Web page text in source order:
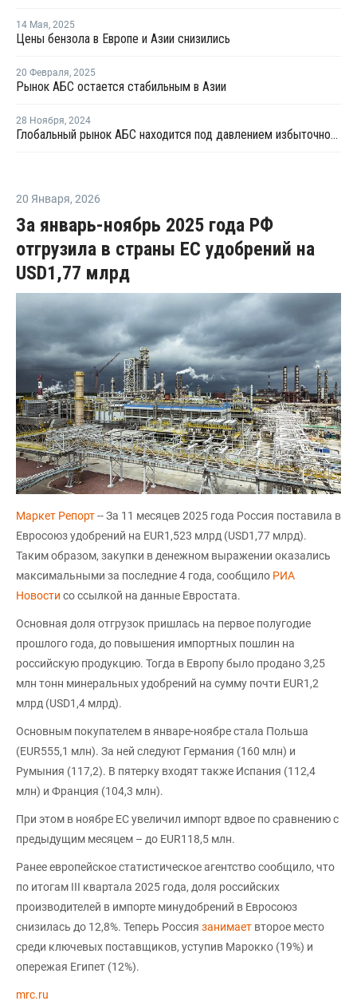
14 Мая, 2025
Цены бензола в Европе и Азии снизились
20 Февраля, 2025
Рынок АБС остается стабильным в Азии
28 Ноября, 2024
Глобальный рынок АБС находится под давлением избыточного предложения и слабого спроса
20 Января, 2026
За январь-ноябрь 2025 года РФ
отгрузила в страны ЕС удобрений на
USD1,77 млрд
Маркет Репорт-- За 11 месяцев 2025 года Россия поставила в
Евросоюз удобрений на EUR1,523 млрд (USD1,77 млрд).
Таким образом, закупки в денежном выражении оказались
максимальными за последние 4 года, сообщило РИА
Новости со ссылкой на данные Евростата.
Основная доля отгрузок пришлась на первое полугодие
прошлого года, до повышения импортных пошлин на
российскую продукцию. Тогда в Европу было продано 3,25
млн тонн минеральных удобрений на сумму почти EUR1,2
млрд (USD1,4 млрд).
Основным покупателем в январе-ноябре стала Польша
(EUR555,1 млн). За ней следуют Германия (160 млн) и
Румыния (117,2). В пятерку входят также Испания (112,4
млн) и Франция (104,3 млн).
При этом в ноябре ЕС увеличил импорт вдвое по сравнению с
предыдущим месяцем – до EUR118,5 млн.
Ранее европейское статистическое агентство сообщило, что
по итогам III квартала 2025 года, доля российских
производителей в импорте минудобрений в Евросоюз
снизилась до 12,8%. Теперь Россия занимает второе место
среди ключевых поставщиков, уступив Марокко (19%) и
опережая Египет (12%).
mrc.ru